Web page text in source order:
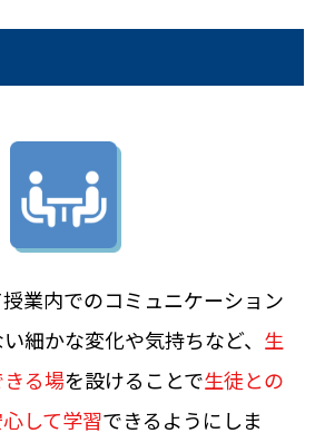
業内でのコミュニケーション
細かな変化や気持ちなど、 生
る場を設けることで生徒との
して学習できるようにしま